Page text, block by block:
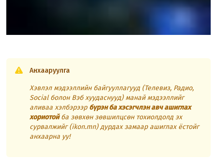
Анхааруулга
Хэвлэл мэдээллийн байгууллагууд (Телевиз, Радио,
Social болон Вэб хуудаснууд) манай мэдээллийг
аливаа хэлбэрээр бүрэн ба хэсэгчлэн авч ашиглах
хориотойба зөвхөн зөвшилцсөн тохиолдолд эх
сурвалжийг (ikon.mn) дурдах замаар ашиглах ёстойг
анхаарна уу!